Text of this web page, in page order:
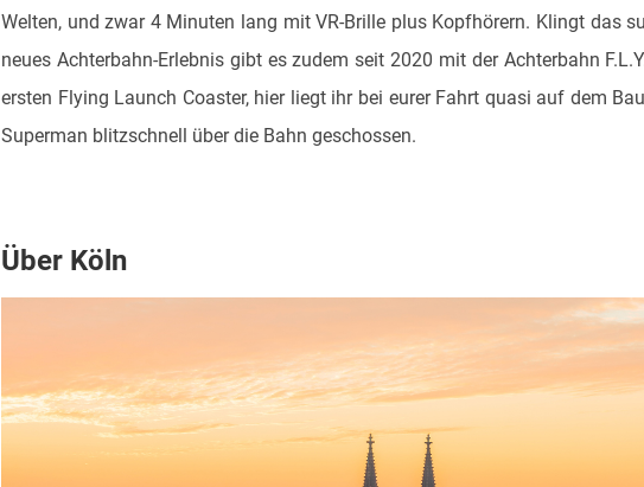
Welten, und zwar 4 Minuten lang mit VR-Brille plus Kopfhörern. Klingt das
neues Achterbahn-Erlebnis gibt es zudem seit 2020 mit der Achterbahn
ersten Flying Launch Coaster, hier liegt ihr bei eurer Fahrt quasi auf dem
Superman blitzschnell über die Bahn geschossen.
Über Köln